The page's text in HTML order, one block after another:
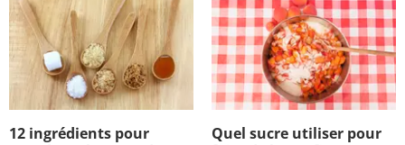
12 ingrédients pour
Quel sucre utiliser pour